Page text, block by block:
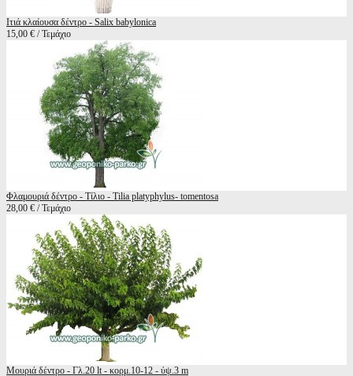
Ιτιά κλαίουσα δέντρο - Salix babylonica
15,00 € / Τεμάχιο
Φλαμουριά δέντρο - Τίλιο - Tilia platyphylus- tomentosa
28,00 € / Τεμάχιο
Μουριά δέντρο - Γλ.20 lt - κορμ.10-12 - ύψ.3 m